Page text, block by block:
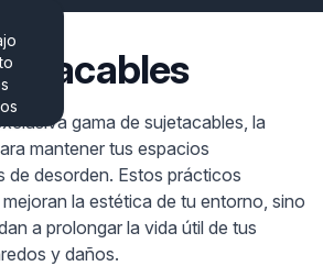
gama de sujetacables, la
mantener tus espacios
de desorden. Estos prácticos
la estética de tu entorno, sino
a prolongar la vida útil de tus
y daños.